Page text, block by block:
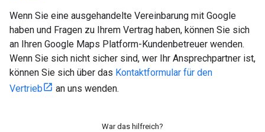
Wenn Sie eine ausgehandelte Vereinbarung mit Google
haben und Fragen zu Ihrem Vertrag haben, können Sie sich
an Ihren Google Maps Platform-Kundenbetreuer wenden.
Wenn Sie sich nicht sicher sind, wer Ihr Ansprechpartner ist,
können Sie sich über das Kontaktformular für den
Vertrieb
an uns wenden.
War das hilfreich?